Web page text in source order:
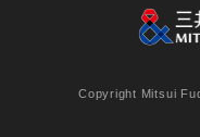
Copyright Mitsui